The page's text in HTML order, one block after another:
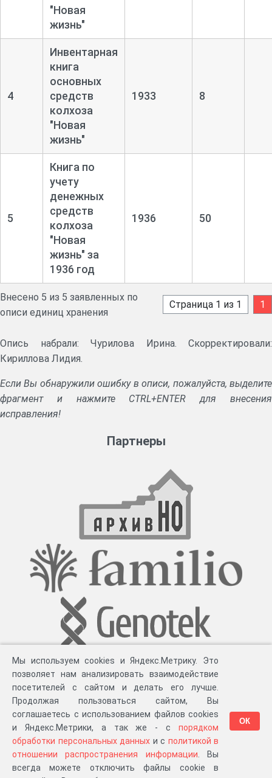
"Новая
жизнь"
4
Инвентарная
книга
основных
средств
колхоза
"Новая
жизнь"
1933 8
5
Книга по
учету
денежных
средств
колхоза
"Новая
жизнь" за
1936 год
1936 50
Внесено 5 из 5 заявленных по
описи единиц хранения
Страница 1 из 1 1
Опись набрали: Чурилова Ирина. Скорректировали:
Кириллова Лидия.
Если Вы обнаружили ошибку в описи, пожалуйста, выделите
фрагмент и нажмите CTRL+ENTER для внесения
исправления!
Партнеры
Разработка компании «Великіе предки», 2023-2026 гг. Блог.Суть проекта
Персональные данные.Распространение информации . ЧаВО. Сборка 111.37
Мы используем cookies и Яндекс.Метрику. Это
позволяет нам анализировать взаимодействие
посетителей с сайтом и делать его лучше.
Продолжая пользоваться сайтом, Вы
соглашаетесь с использованием файлов cookies
и Яндекс.Метрики, а так же - с порядком
обработки персональных данных и с политикой в
отношении распространения информации . Вы
всегда можете отключить файлы cookie в
ОК
в «Мои документы»